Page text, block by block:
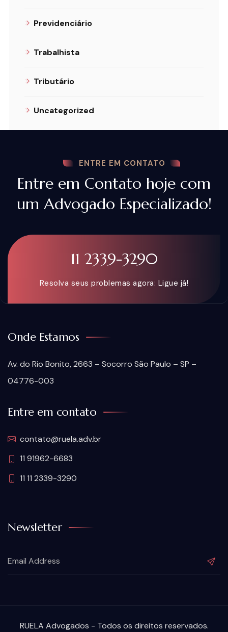
Previdenciário
Trabalhista
Tributário
Uncategorized
ENTRE EM CONTATO
Entre em Contato hoje com
um Advogado Especializado!
11 2339-3290
Resolva seus problemas agora: Ligue já!
Onde Estamos
Av. do Rio Bonito, 2663 – Socorro São Paulo – SP –
04776-003
Entre em contato
contato@ruela.adv.br
11 91962-6683
11 11 2339-3290
Newsletter
RUELA Advogados - Todos os direitos reservados.